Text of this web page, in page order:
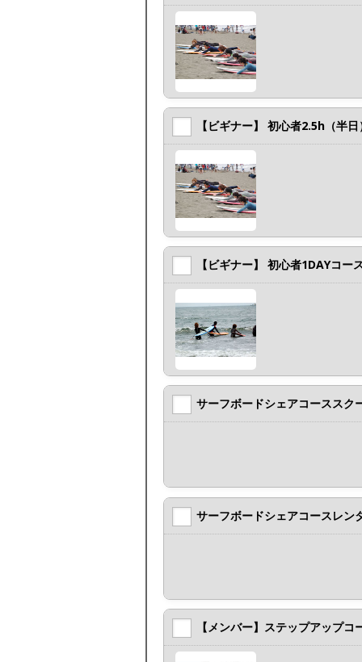
【ビギナー】 初心者2.5h（半
【ビギナー】 初心者1DAYコー
サーフボードシェアコーススク
サーフボードシェアコースレン
【メンバー】ステップアップコ